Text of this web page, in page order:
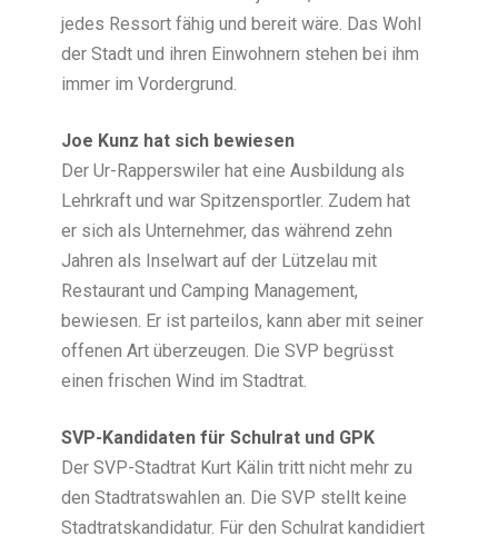
jedes Ressort fähig und bereit wäre. Das Wohl
der Stadt und ihren Einwohnern stehen bei ihm
immer im Vordergrund.
Joe Kunz hat sich bewiesen
Der Ur-Rapperswiler hat eine Ausbildung als
Lehrkraft und war Spitzensportler. Zudem hat
er sich als Unternehmer, das während zehn
Jahren als Inselwart auf der Lützelau mit
Restaurant und Camping Management,
bewiesen. Er ist parteilos, kann aber mit seiner
offenen Art überzeugen. Die SVP begrüsst
einen frischen Wind im Stadtrat.
SVP-Kandidaten für Schulrat und GPK
Der SVP-Stadtrat Kurt Kälin tritt nicht mehr zu
den Stadtratswahlen an. Die SVP stellt keine
Stadtratskandidatur. Für den Schulrat kandidiert